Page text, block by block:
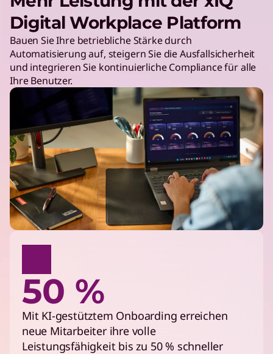
Digital Workplace Platform
Bauen Sie Ihre betriebliche Stärke durch
Automatisierung auf, steigern Sie die Ausfallsicherheit
und integrieren Sie kontinuierliche Compliance für alle
Ihre Benutzer.
50 %
Mit KI-gestütztem Onboarding erreichen
neue Mitarbeiter ihre volle
Leistungsfähigkeit bis zu 50 % schneller